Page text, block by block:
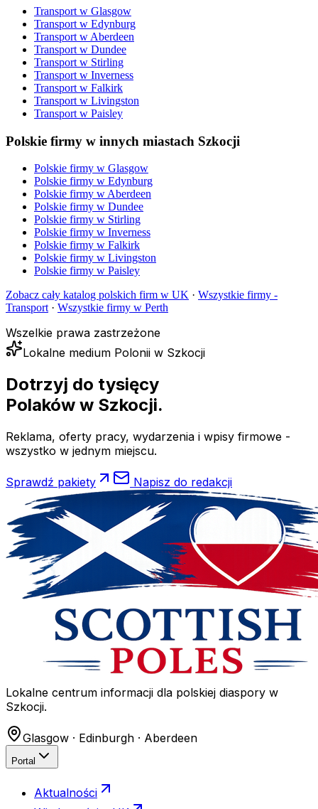
Transport w Glasgow
Transport w Edynburg
Transport w Aberdeen
Transport w Dundee
Transport w Stirling
Transport w Inverness
Transport w Falkirk
Transport w Livingston
Transport w Paisley
Polskie firmy w innych miastach Szkocji
Polskie firmy w Glasgow
Polskie firmy w Edynburg
Polskie firmy w Aberdeen
Polskie firmy w Dundee
Polskie firmy w Stirling
Polskie firmy w Inverness
Polskie firmy w Falkirk
Polskie firmy w Livingston
Polskie firmy w Paisley
Zobacz cały katalog polskich firm w UK · Wszystkie firmy -
Transport · Wszystkie firmy w Perth
Wszelkie prawa zastrzeżone
Lokalne medium Polonii w Szkocji
Dotrzyj do tysięcy
Polaków w Szkocji.
Reklama, oferty pracy, wydarzenia i wpisy firmowe -
wszystko w jednym miejscu.
Sprawdź pakiety Napisz do redakcji
Lokalne centrum informacji dla polskiej diaspory w
Szkocji.
Glasgow · Edinburgh · Aberdeen
Portal
Aktualności